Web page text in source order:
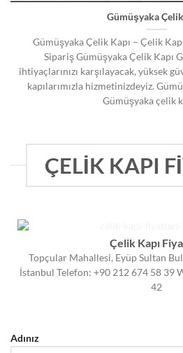
Gümüşyaka Çelik
Gümüşyaka Çelik Kapı – Çelik
Sipariş Gümüşyaka Çelik Kapı
ihtiyaçlarınızı karşılayacak, yüksek
kapılarımızla hizmetinizdeyiz.
Gümüşyaka çelik
ÇELİK KAPI
Çelik Kapı
Topçular Mahallesi, Eyüp Sultan
İstanbul Telefon: +90 212 674 58 39
42
Adınız